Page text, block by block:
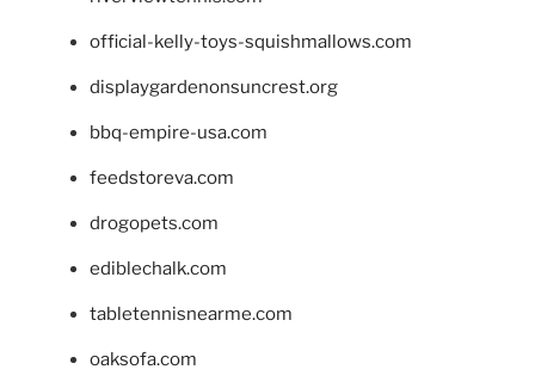
official-kelly-toys-squishmallows.com
displaygardenonsuncrest.org
bbq-empire-usa.com
feedstoreva.com
drogopets.com
ediblechalk.com
tabletennisnearme.com
oaksofa.com